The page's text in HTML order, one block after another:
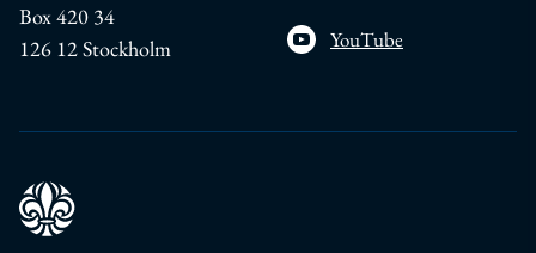
Box 420 34
126 12 Stockholm
YouTube